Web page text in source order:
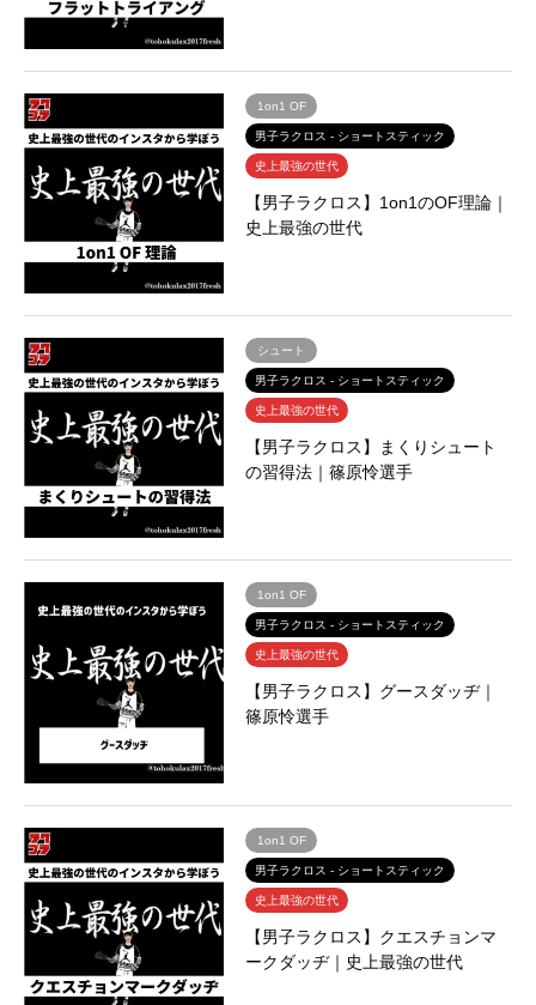
1on1 OF
男子ラクロス - ショートスティック
史上最強の世代
【男子ラクロス】1on1のOF理論｜
史上最強の世代
シュート
男子ラクロス - ショートスティック
史上最強の世代
【男子ラクロス】まくりシュート
の習得法｜篠原怜選手
1on1 OF
男子ラクロス - ショートスティック
史上最強の世代
【男子ラクロス】グースダッヂ｜
篠原怜選手
1on1 OF
男子ラクロス - ショートスティック
史上最強の世代
【男子ラクロス】クエスチョンマ
ークダッヂ｜史上最強の世代